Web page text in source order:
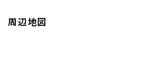
周辺地図